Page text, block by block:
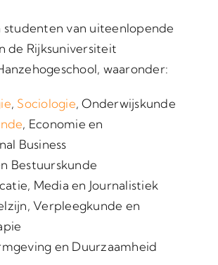
van uiteenlopende
de Rijksuniversiteit
waaronder:
, Sociologie, Onderwijskunde
, Economie en
Business
Bestuurskunde
Media en Journalistiek
Verpleegkunde en
en Duurzaamheid